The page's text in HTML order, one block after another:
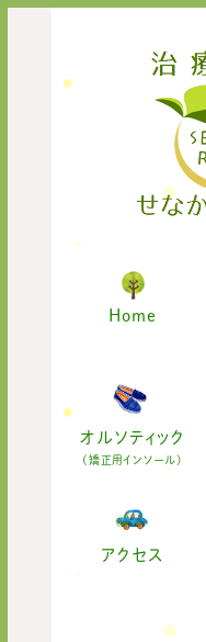
Home
オルソティック
(矯正用インソール)
アクセス